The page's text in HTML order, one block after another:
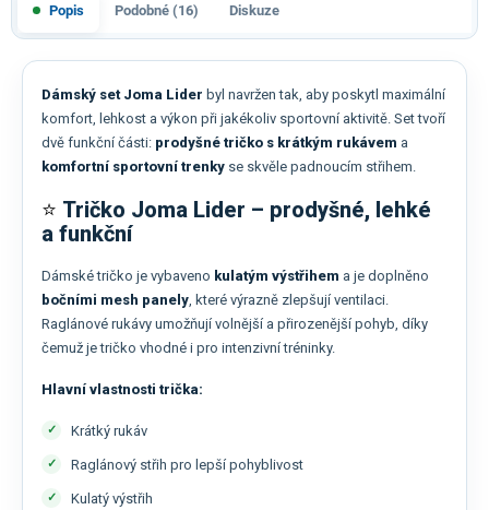
Popis Podobné (16) Diskuze
Dámský set Joma Lider byl navržen tak, aby poskytl maximální
komfort, lehkost a výkon při jakékoliv sportovní aktivitě. Set tvoří
dvě funkční části: prodyšné tričko s krátkým rukávem a
komfortní sportovní trenky se skvěle padnoucím střihem.
⭐ Tričko Joma Lider – prodyšné, lehké
a funkční
Dámské tričko je vybaveno kulatým výstřihem a je doplněno
bočními mesh panely , které výrazně zlepšují ventilaci.
Raglánové rukávy umožňují volnější a přirozenější pohyb, díky
čemuž je tričko vhodné i pro intenzivní tréninky.
Hlavní vlastnosti trička:
Krátký rukáv
Raglánový střih pro lepší pohyblivost
Kulatý výstřih